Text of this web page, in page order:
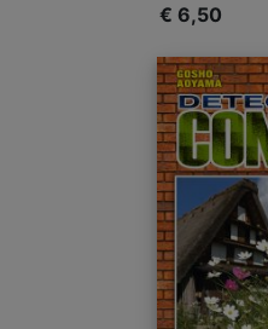
€ 6,50